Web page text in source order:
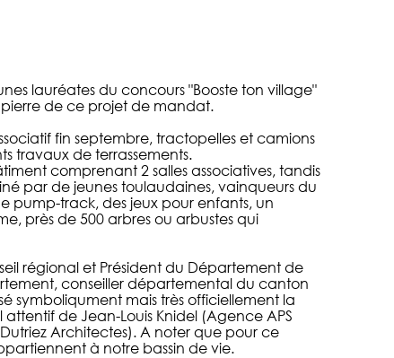
lauréates du concours "Booste ton village"
de ce projet de mandat.
fin septembre, tractopelles et camions
travaux de terrassements.
comprenant 2 salles associatives, tandis
par de jeunes toulaudaines, vainqueurs du
pump-track, des jeux pour enfants, un
près de 500 arbres ou arbustes qui
régional et Président du Département de
conseiller départemental du canton
symboliqument mais très officiellement la
de Jean-Louis Knidel (Agence APS
Architectes). A noter que pour ce
à notre bassin de vie.